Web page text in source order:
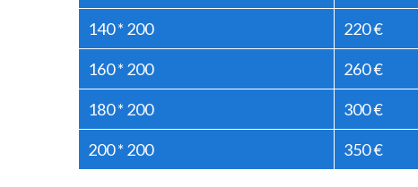
140 * 200 220 €
160 * 200 260 €
180 * 200 300 €
200 * 200 350 €